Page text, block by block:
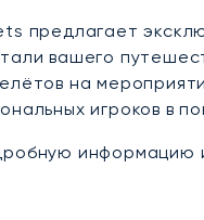
предлагает
вашего
на
игроков в
информацию